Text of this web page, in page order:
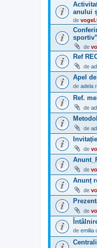
anului
de
sportiv”
de
Ref
de
Apel
de adela
Ref.
de
de
de
de
Anunț
de
de
de emilia